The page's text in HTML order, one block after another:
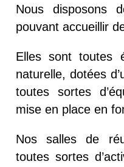
Nous disposons
pouvant accueillir
Elles sont toutes
naturelle, dotées
toutes sortes
mise en place en
Nos salles de
toutes sortes